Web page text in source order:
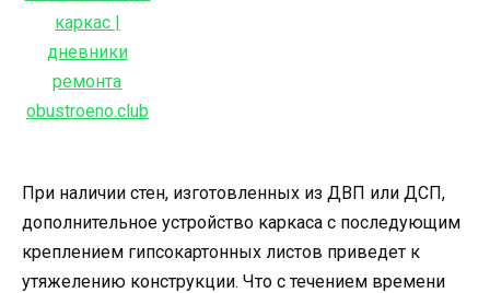
При наличии стен, изготовленных из ДВП или ДСП,
дополнительное устройство каркаса с последующим
креплением гипсокартонных листов приведет к
утяжелению конструкции. Что с течением времени